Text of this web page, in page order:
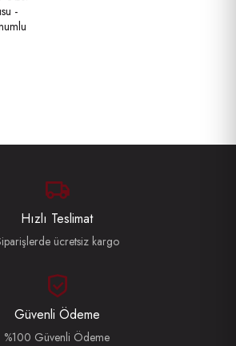
-
Hızlı Teslimat
ücretsiz kargo
Güvenli Ödeme
%100 Güvenli Ödeme